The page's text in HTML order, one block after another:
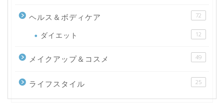
ヘルス＆ボディケア 72
ダイエット 12
メイクアップ＆コスメ 49
ライフスタイル 25